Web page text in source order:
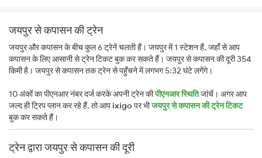
जयपुर से कपासन की ट्रेन
जयपुर और कपासन के बीच कुल 6 ट्रेनें चलती हैं। जयपुर में 1 स्टेशन हैं, जहाँ से आप
कपासन के लिए आसानी से ट्रेन टिकट बुक कर सकते हैं। जयपुर से कपासन की दूरी 354
किमी है। जयपुर से कपासन तक ट्रेन से पहुँचने में लगभग 5:32 घंटे लगेंगे।
10 अंकों का पीएनआर नंबर दर्ज करके अपनी ट्रेन कीपीएनआर स्थितिजांचें। अगर आप
जल्द ही ट्रिप प्लान कर रहे हैं, तो आपixigoपर भीजयपुर से कपासन की ट्रेन टिकट
बुक कर सकते हैं।
ट्रेन द्वारा जयपुर से कपासन की दूरी